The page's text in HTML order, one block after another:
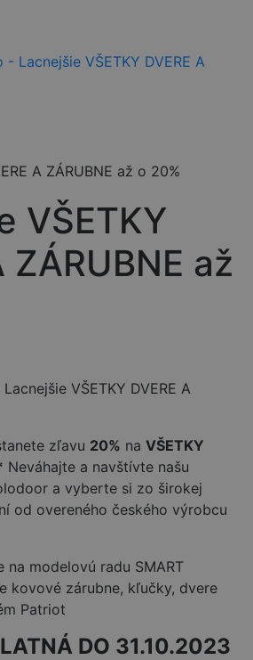
A ZÁRUBNE až o 20%
VŠETKY
ZÁRUBNE až
zľavu 20% na VŠETKY
Neváhajte a navštívte našu
a vyberte si zo širokej
od overeného českého výrobcu
modelovú radu SMART
kovové zárubne, kľučky, dvere
Patriot
DO 31.10.2023